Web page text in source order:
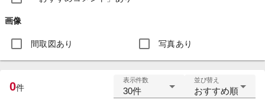
画像
間取図あり 写真あり
0件
表示件数
30件
並び替え
おすすめ順